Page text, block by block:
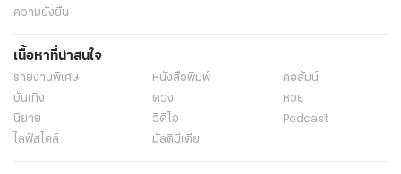
ความยั่งยืน
เนื้อหาที่น่าสนใจ
รายงานพิเศษ หนังสือพิมพ์
คอลัมน์
บันเทิง
ดวง
หวย
นิยาย
วิดีโอ
Podcast
ไลฟ์สไตล์
มัลติมีเดีย